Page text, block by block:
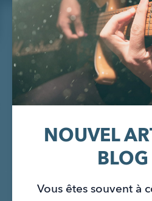
NOUVEL
Vous êtes souvent à